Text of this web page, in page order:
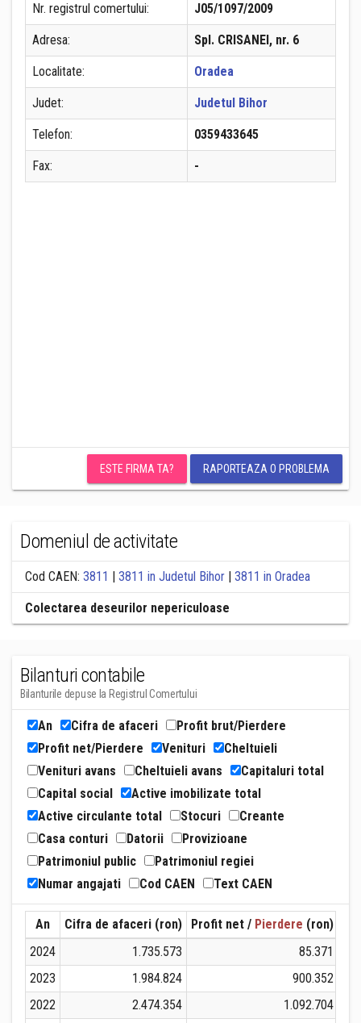
Nr. registrul comertului: J05/1097/2009
Adresa: Spl. CRISANEI, nr. 6
Localitate: Oradea
Judet: Judetul Bihor
Telefon: 0359433645
Fax: -
ESTE FIRMA TA? RAPORTEAZA O PROBLEMA
Domeniul de activitate
Cod CAEN: 3811 | 3811 in Judetul Bihor | 3811 in Oradea
Colectarea deseurilor nepericuloase
Bilanturi contabile
Bilanturile depuse la Registrul Comertului
An Cifra de afaceri
Profit brut/Pierdere
Profit net/Pierdere
Venituri
Cheltuieli
Venituri avans
Cheltuieli avans
Capitaluri total
Capital social
Active imobilizate total
Active circulante total
Stocuri
Creante
Casa conturi
Datorii
Provizioane
Patrimoniul public
Patrimoniul regiei
Numar angajati
Cod CAEN Text CAEN
An Cifra de afaceri (ron) Profit net / Pierdere (ron)
2024
1.735.573
85.371
2023
1.984.824
900.352
2022
2.474.354
1.092.704